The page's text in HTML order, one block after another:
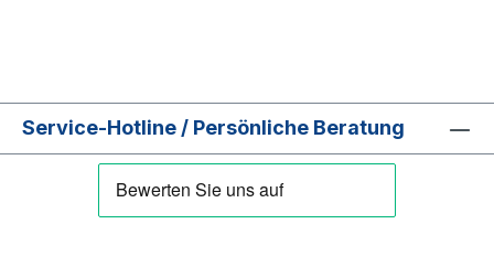
Service-Hotline / Persönliche Beratung